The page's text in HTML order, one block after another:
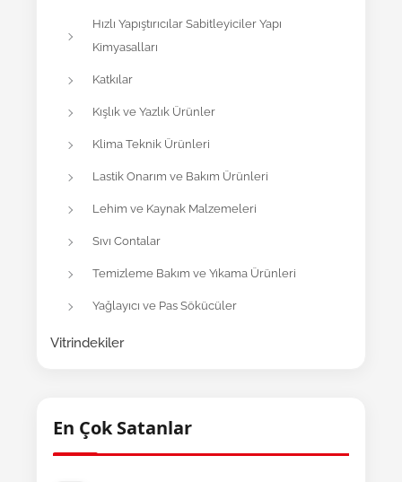
Hızlı Yapıştırıcılar Sabitleyiciler Yapı
Kimyasalları
Katkılar
Kışlık ve Yazlık Ürünler
Klima Teknik Ürünleri
Lastik Onarım ve Bakım Ürünleri
Lehim ve Kaynak Malzemeleri
Sıvı Contalar
Temizleme Bakım ve Yıkama Ürünleri
Yağlayıcı ve Pas Sökücüler
Vitrindekiler
En Çok Satanlar